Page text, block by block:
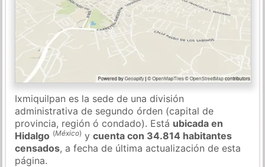
Ixmiquilpan es la sede de una división
administrativa de segundo órden (capital de
provincia, región ó condado). Está ubicada en
Hidalgo (México) ycuenta con 34.814 habitantes
censados, a fecha de última actualización de esta
página.